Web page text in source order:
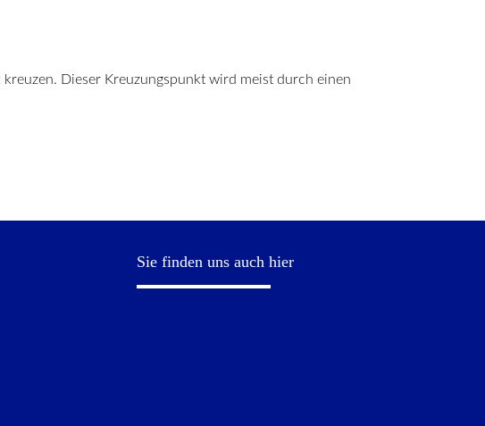
Dieser Kreuzungspunkt wird meist durch einen
Sie finden uns auch hier